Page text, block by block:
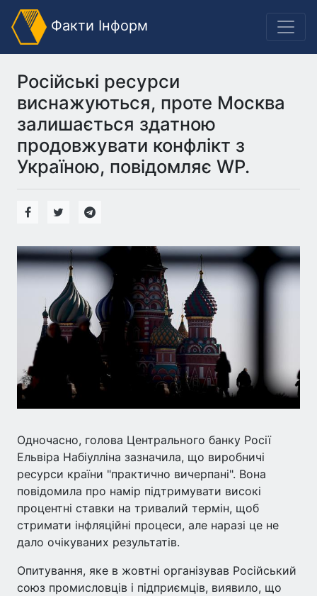
Факти Інформ
Російські ресурси
виснажуються, проте Москва
залишається здатною
продовжувати конфлікт з
Україною, повідомляє WP.
Одночасно, голова Центрального банку Росії
Ельвіра Набіулліна зазначила, що виробничі
ресурси країни "практично вичерпані". Вона
повідомила про намір підтримувати високі
процентні ставки на тривалий термін, щоб
стримати інфляційні процеси, але наразі це не
дало очікуваних результатів.
Опитування, яке в жовтні організував Російський
союз промисловців і підприємців, виявило, що